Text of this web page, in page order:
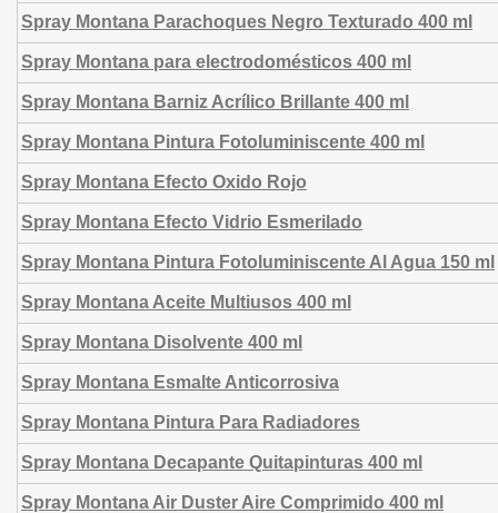
Spray Montana Parachoques Negro Texturado 400 ml
Spray Montana para electrodomésticos 400 ml
Spray Montana Barniz Acrílico Brillante 400 ml
Spray Montana Pintura Fotoluminiscente 400 ml
Spray Montana Efecto Oxido Rojo
Spray Montana Efecto Vidrio Esmerilado
Spray Montana Pintura Fotoluminiscente Al Agua 150 ml
Spray Montana Aceite Multiusos 400 ml
Spray Montana Disolvente 400 ml
Spray Montana Esmalte Anticorrosiva
Spray Montana Pintura Para Radiadores
Spray Montana Decapante Quitapinturas 400 ml
Spray Montana Air Duster Aire Comprimido 400 ml